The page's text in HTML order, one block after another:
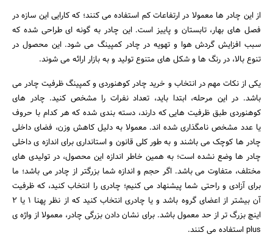
جستجو
از این چادر ها معمولا در ارتفاعات کم استفاده می کنند؛ که کارایی این سازه در
فصل های بهار، تابستان و پاییز است. این چادر به گونه ای طراحی شده که
سبب افزایش گردش هوا و تهویه در چادر کمپینگ می شود. این محصول در
تنوع بالا، در رنگ ها و شکل های متنوع تولید و به بازار ارائه می شوند.
یکی از نکات مهم در انتخاب و خرید چادر کوهنوردی و کمپینگ ظرفیت چادر می
باشد. در این مرحله، ابتدا باید، تعداد نفرات را مشخص کنید. چادر های
کوهنوردی طبق ظرفیت هایی که دارند، دسته بندی شده که هر کدام با حروف
یا عدد مشخص نامگذاری شده اند. معمولا به دلیل کاهش وزن، فضای داخلی
چادر ها کوچک می باشند و به طور کلی قانون و استانداری برای اندازه ی داخلی
چادر ها وضع نشده است؛ به همین خاطر اندازه این محصول، در تولیدی های
مختلف، متفاوت می باشد. اگر حجم و اندازه شما بزرگتر از چادر می‌ باشد؛ ما
برای آزادی و راحتی شما پیشنهاد می کنیم؛ چادری را انتخاب کنید، که ظرفیت
آن بیشتر از اعضای گروه باشد و یا چادری انتخاب کنید که از نظر پهنا ۱ یا ۲
اینچ بزرگ تر از حد معمول باشد. برای نشان دادن بزرگی چادر، معمولا از واژه‌ ی
plus استفاده می کنند.